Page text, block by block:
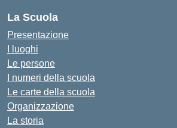
La Scuola
Presentazione
I luoghi
Le persone
I numeri della scuola
Le carte della scuola
Organizzazione
La storia